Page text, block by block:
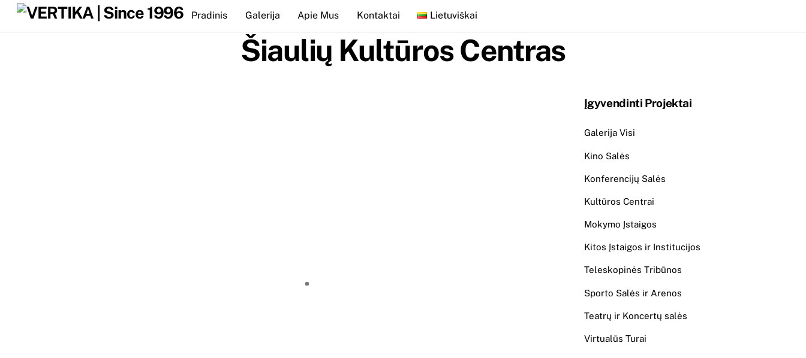
Skip
Pradinis Galerija Apie Mus Kontaktai Lietuviškai
Šiaulių Kultūros Centras
Įgyvendinti Projektai
Galerija Visi
Kino Salės
Konferencijų Salės
Kultūros Centrai
Mokymo Įstaigos
Kitos Įstaigos ir Institucijos
Teleskopinės Tribūnos
Sporto Salės ir Arenos
Teatrų ir Koncertų salės
Virtualūs Turai